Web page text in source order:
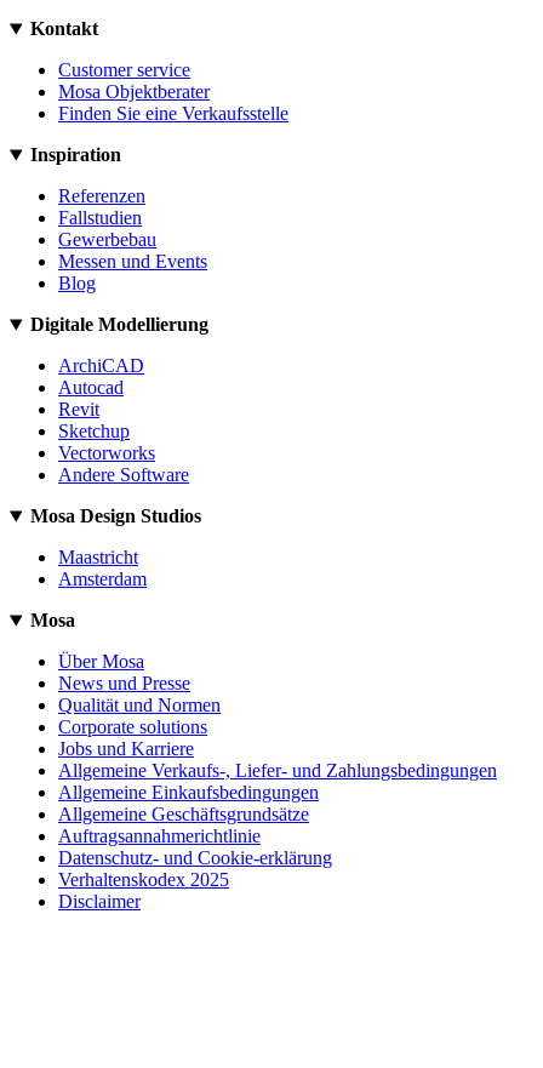
Kontakt
Customer service
Mosa Objektberater
Finden Sie eine Verkaufsstelle
Inspiration
Referenzen
Fallstudien
Gewerbebau
Messen und Events
Blog
Digitale Modellierung
ArchiCAD
Autocad
Revit
Sketchup
Vectorworks
Andere Software
Mosa Design Studios
Maastricht
Amsterdam
Mosa
Über Mosa
News und Presse
Qualität und Normen
Corporate solutions
Jobs und Karriere
Allgemeine Verkaufs-, Liefer- und Zahlungsbedingungen
Allgemeine Einkaufsbedingungen
Allgemeine Geschäftsgrundsätze
Auftragsannahmerichtlinie
Datenschutz- und Cookie-erklärung
Verhaltenskodex 2025
Disclaimer